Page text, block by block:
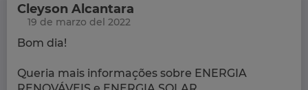
Cleyson Alcantara
19 de marzo del 2022
Bom dia!
Queria mais informações sobre ENERGIA